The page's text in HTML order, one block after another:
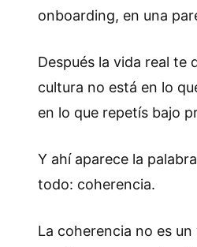
onboarding, en una
Después la vida real te
cultura no está en lo
en lo que repetís bajo
Y ahí aparece la
todo: coherencia.
La coherencia no es